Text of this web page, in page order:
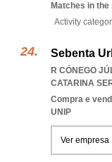
Matches in
Activity
Sebenta
R CÓNEGO
CATARINA
Compra e
UNIP
Ver empresa